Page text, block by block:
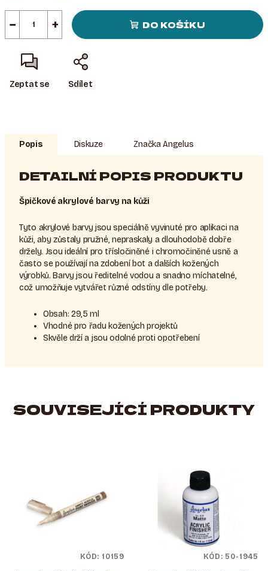
+
− DO KOŠÍKU
Zeptat se Sdílet
Popis Diskuze ZnačkaAngelus
DETAILNÍ POPIS PRODUKTU
Špičkové akrylové barvy na kůži
Tyto akrylové barvy jsou speciálně vyvinuté pro aplikaci na
kůži, aby zůstaly pružné, nepraskaly a dlouhodobě dobře
držely. Jsou ideální pro třísločiněné i chromočiněné usně a
často se používají na zdobení bot a dalších kožených
výrobků. Barvy jsou ředitelné vodou a snadno míchatelné,
což umožňuje vytvářet různé odstíny dle potřeby.
Obsah: 29,5 ml
Vhodné pro řadu kožených projektů
Skvěle drží a jsou odolné proti opotřebení
SOUVISEJÍCÍ PRODUKTY
KÓD: 10159 KÓD: 50-1945